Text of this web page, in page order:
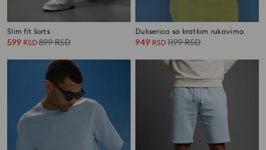
Slim fit šorts
599 RSD 899RSD
Dukserica sa kratkim rukavima
949 RSD 1199RSD